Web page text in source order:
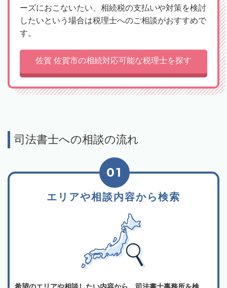
ーズにおこないたい、相続税の支払いや対策を検討
したいという場合は税理士へのご相談がおすすめで
す。
佐賀 佐賀市の相続対応可能な税理士を探す
司法書士への相談の流れ
エリアや相談内容から検索
01
希望のエリアや相談したい内容から、司法書士事務所を検